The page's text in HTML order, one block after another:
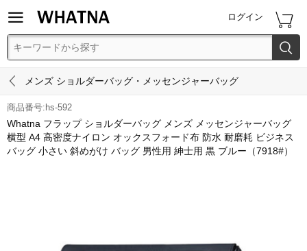
 ログイン 

 メンズ ショルダーバッグ・メッセンジャーバッグ
商品番号:hs-592
Whatna フラップ ショルダーバッグ メンズ メッセンジャーバッグ
横型 A4 高密度ナイロン オックスフォード布 防水 耐磨耗 ビジネス
バッグ 小さい 斜めがけ バッグ 男性用 紳士用 黒 ブルー（7918#）